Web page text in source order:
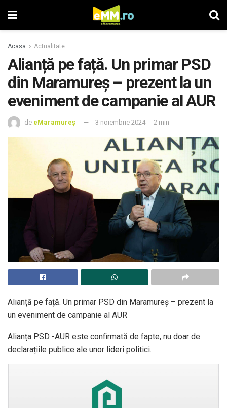
Acasa Actualitate
Alianță pe față. Un primar PSD
din Maramureș – prezent la un
eveniment de campanie al AUR
de eMaramureș 3 noiembrie 2024 2 min
Alianță pe față. Un primar PSD din Maramureș – prezent la
un eveniment de campanie al AUR
Alianța PSD -AUR este confirmată de fapte, nu doar de
declarațiile publice ale unor lideri politici.